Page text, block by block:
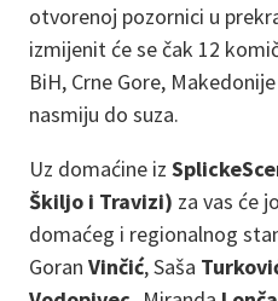
otvorenoj pozornici u
izmijenit će se čak 12
BiH, Crne Gore,
nasmiju do suza.
Uz domaćine iz
Škiljo i Travizi) za vas će
domaćeg i regionalnog
Goran Vinčić, Saša